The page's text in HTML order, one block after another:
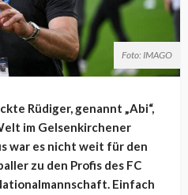
Foto: IMAGO
Rüdiger, genannt „Abi“,
im Gelsenkirchener
war es nicht weit für den
zu den Profis des FC
Einfach